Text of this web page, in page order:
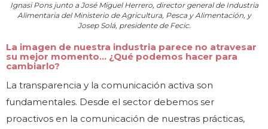
Ignasi Pons junto a José Miguel Herrero, director general de Industria
Alimentaria del Ministerio de Agricultura, Pesca y Alimentación, y
Josep Solá, presidente de Fecic.
La imagen de nuestra industria parece no atravesar
su mejor momento… ¿Qué podemos hacer para
cambiarlo?
La transparencia y la comunicación activa son
fundamentales. Desde el sector debemos ser
proactivos en la comunicación de nuestras prácticas,